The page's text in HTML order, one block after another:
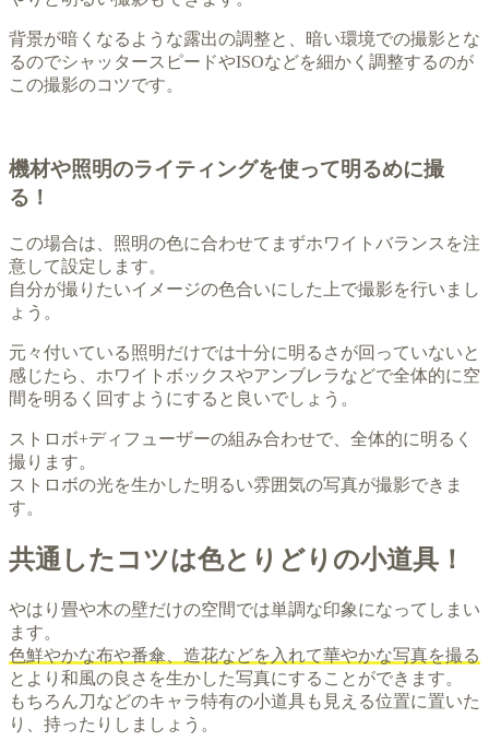
背景が暗くなるような露出の調整と、暗い環境での撮影とな
るのでシャッタースピードやISOなどを細かく調整するのが
この撮影のコツです。
機材や照明のライティングを使って明るめに撮
る！
この場合は、照明の色に合わせてまずホワイトバランスを注
意して設定します。
自分が撮りたいイメージの色合いにした上で撮影を行いまし
ょう。
元々付いている照明だけでは十分に明るさが回っていないと
感じたら、ホワイトボックスやアンブレラなどで全体的に空
間を明るく回すようにすると良いでしょう。
ストロボ+ディフューザーの組み合わせで、全体的に明るく
撮ります。
ストロボの光を生かした明るい雰囲気の写真が撮影できま
す。
共通したコツは色とりどりの小道具！
やはり畳や木の壁だけの空間では単調な印象になってしまい
ます。
色鮮やかな布や番傘、造花などを入れて華やかな写真を撮る
とより和風の良さを生かした写真にすることができます。
もちろん刀などのキャラ特有の小道具も見える位置に置いた
り、持ったりしましょう。